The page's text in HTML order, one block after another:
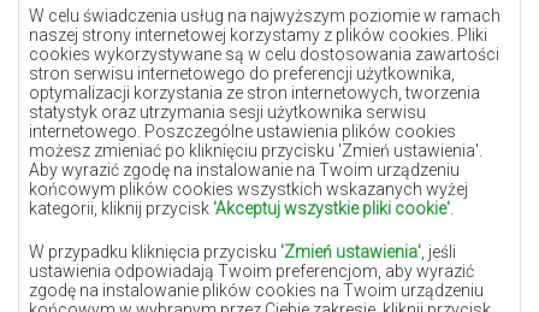
W celu świadczenia usług na najwyższym poziomie w ramach
naszej strony internetowej korzystamy z plików cookies. Pliki
cookies wykorzystywane są w celu dostosowania zawartości
stron serwisu internetowego do preferencji użytkownika,
optymalizacji korzystania ze stron internetowych, tworzenia
statystyk oraz utrzymania sesji użytkownika serwisu
internetowego. Poszczególne ustawienia plików cookies
możesz zmieniać po kliknięciu przycisku 'Zmień ustawienia'.
Aby wyrazić zgodę na instalowanie na Twoim urządzeniu
końcowym plików cookies wszystkich wskazanych wyżej
kategorii, kliknij przycisk 'Akceptuj wszystkie pliki cookie'
W przypadku kliknięcia przycisku 'Zmień ustawienia' , jeśli
ustawienia odpowiadają Twoim preferencjom, aby wyrazić
zgodę na instalowanie plików cookies na Twoim urządzeniu
Dywany lilac
Dywany żółte
Dywany miętowe
Dywany niebieskie
Dywany pomarańczowe
Dywany różowe
Dywany szare
Dywany terakota
Dywany zielone